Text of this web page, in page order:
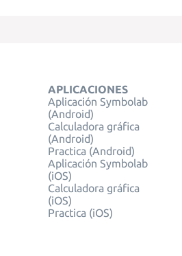
APLICACIONES
Aplicación Symbolab
(Android)
Calculadora gráfica
(Android)
Practica (Android)
Aplicación Symbolab
(iOS)
Calculadora gráfica
(iOS)
Practica (iOS)